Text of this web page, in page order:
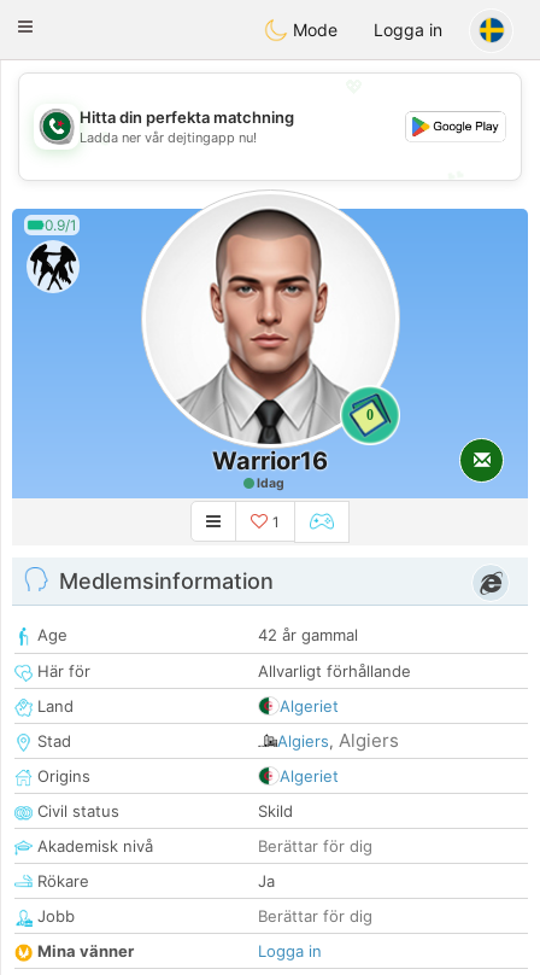
Weshrak
Toggle
Mode Logga in
💖
💕
Hitta din perfekta matchning
Ladda ner vår dejtingapp nu!
0.9/1
0
Warrior16
Idag
1
Medlemsinformation
Age
42 år gammal
Här för
Allvarligt förhållande
Land
Algeriet
Stad
Algiers, Algiers
Origins
Algeriet
Civil status
Skild
Akademisk nivå
Berättar för dig
Rökare
Ja
Jobb
Berättar för dig
Mina vänner
Logga in